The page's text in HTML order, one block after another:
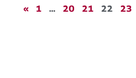
« 1 … 20 21 22 23